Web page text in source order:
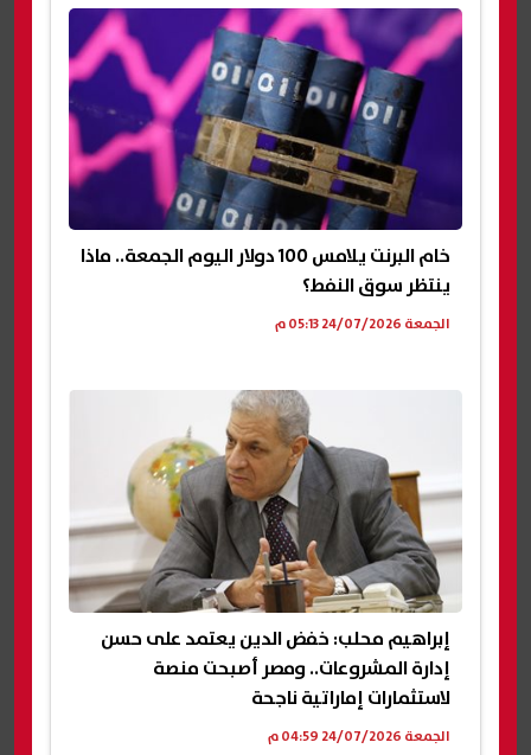
خام البرنت يلامس 100 دولار اليوم الجمعة.. ماذا
ينتظر سوق النفط؟
الجمعة 24/07/2026 05:13 م
إبراهيم محلب: خفض الدين يعتمد على حسن
إدارة المشروعات.. ومصر أصبحت منصة
لاستثمارات إماراتية ناجحة
الجمعة 24/07/2026 04:59 م